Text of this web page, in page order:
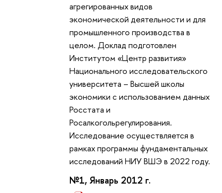
агрегированных видов
экономической деятельности и для
промышленного производства в
целом. Доклад подготовлен
Институтом «Центр развития»
Национального исследовательского
университета – Высшей школы
экономики с использованием данных
Росстата и
Росалкогольрегулирования.
Исследование осуществляется в
рамках программы фундаментальных
исследований НИУ ВШЭ в 2022 году.
№1, Январь 2012 г.